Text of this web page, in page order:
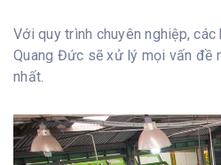
Với quy trình chuyên nghiệp,
Quang Đức sẽ xử lý mọi vấn đề
nhất.